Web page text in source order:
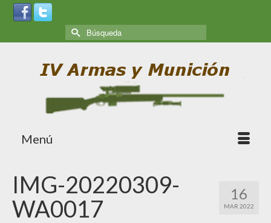
Menú
16
MAR 2022
IMG-20220309-
WA0017